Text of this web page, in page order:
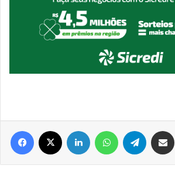
Facebook Linkedin WhatsAppTelegram